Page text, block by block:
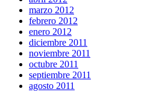
marzo 2012
febrero 2012
enero 2012
diciembre 2011
noviembre 2011
octubre 2011
septiembre 2011
agosto 2011